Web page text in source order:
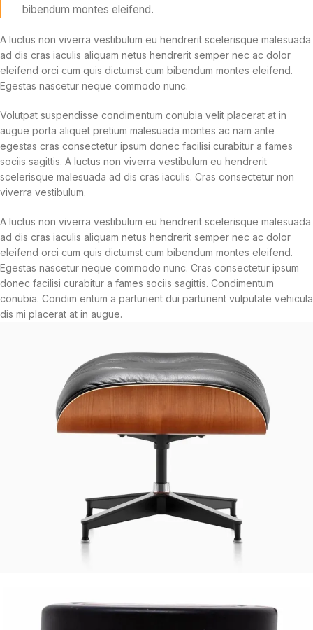
bibendum montes eleifend.
A luctus non viverra vestibulum eu hendrerit scelerisque malesuada
ad dis cras iaculis aliquam netus hendrerit semper nec ac dolor
eleifend orci cum quis dictumst cum bibendum montes eleifend.
Egestas nascetur neque commodo nunc.
Volutpat suspendisse condimentum conubia velit placerat at in
augue porta aliquet pretium malesuada montes ac nam ante
egestas cras consectetur ipsum donec facilisi curabitur a fames
sociis sagittis. A luctus non viverra vestibulum eu hendrerit
scelerisque malesuada ad dis cras iaculis. Cras consectetur non
viverra vestibulum.
A luctus non viverra vestibulum eu hendrerit scelerisque malesuada
ad dis cras iaculis aliquam netus hendrerit semper nec ac dolor
eleifend orci cum quis dictumst cum bibendum montes eleifend.
Egestas nascetur neque commodo nunc. Cras consectetur ipsum
donec facilisi curabitur a fames sociis sagittis. Condimentum
conubia. Condim entum a parturient dui parturient vulputate vehicula
dis mi placerat at in augue.